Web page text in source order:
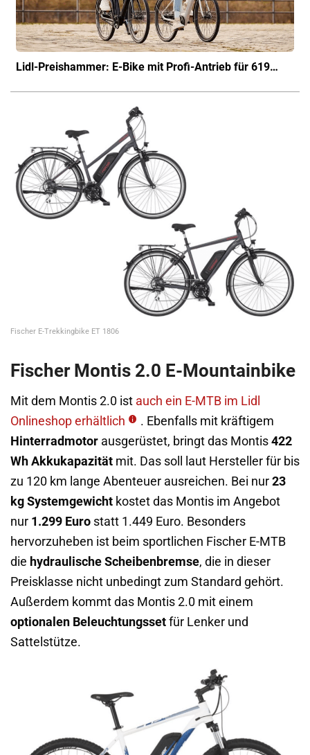
Lidl-Preishammer: E-Bike mit Profi-Antrieb für 619…
Fischer E-Trekkingbike ET 1806
Fischer Montis 2.0 E-Mountainbike
Mit dem Montis 2.0 ist auch ein E-MTB im Lidl
Onlineshop erhältlich
. Ebenfalls mit kräftigem
Hinterradmotor ausgerüstet, bringt das Montis 422
Wh Akkukapazität mit. Das soll laut Hersteller für bis
zu 120 km lange Abenteuer ausreichen. Bei nur 23
kg Systemgewicht kostet das Montis im Angebot
nur 1.299 Euro statt 1.449 Euro. Besonders
hervorzuheben ist beim sportlichen Fischer E-MTB
die hydraulische Scheibenbremse, die in dieser
Preisklasse nicht unbedingt zum Standard gehört.
Außerdem kommt das Montis 2.0 mit einem
optionalen Beleuchtungsset für Lenker und
Sattelstütze.